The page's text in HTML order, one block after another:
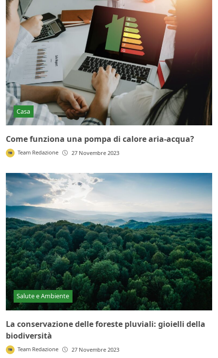
Casa
Come funziona una pompa di calore aria-acqua?
Team Redazione 27 Novembre 2023
Salute e Ambiente
La conservazione delle foreste pluviali: gioielli della
biodiversità
Team Redazione 27 Novembre 2023